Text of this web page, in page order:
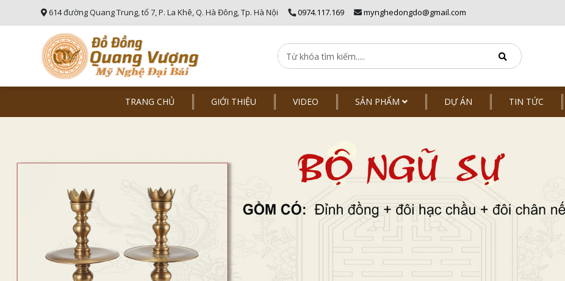
614 đường Quang Trung, tổ 7, P. La Khê, Q. Hà Đông, Tp. Hà Nội 0974.117.169 mynghedongdo@gmail.com
TRANG CHỦ GIỚI THIỆU VIDEO SẢN PHẨM DỰ ÁN TIN TỨC